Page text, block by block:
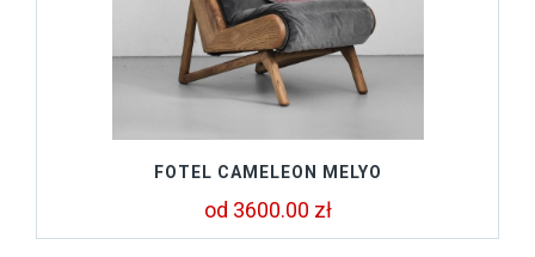
FOTEL CAMELEON MELYO
od 3600.00 zł